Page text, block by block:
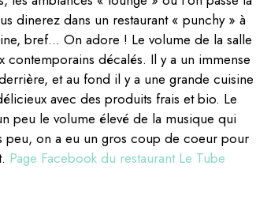
dinerez dans un restaurant « punchy » à
bref… On adore ! Le volume de la salle
contemporains décalés. Il y a un immense
et au fond il y a une grande cuisine
avec des produits frais et bio. Le
peu le volume élevé de la musique qui
peu, on a eu un gros coup de coeur pour
Page Facebook du restaurant Le Tube